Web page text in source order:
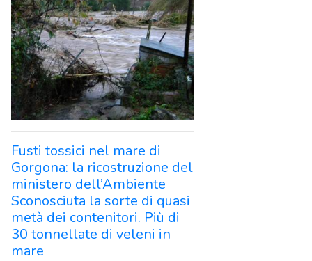
Fusti tossici nel mare di
Gorgona: la ricostruzione del
ministero dell’Ambiente
Sconosciuta la sorte di quasi
metà dei contenitori. Più di
30 tonnellate di veleni in
mare